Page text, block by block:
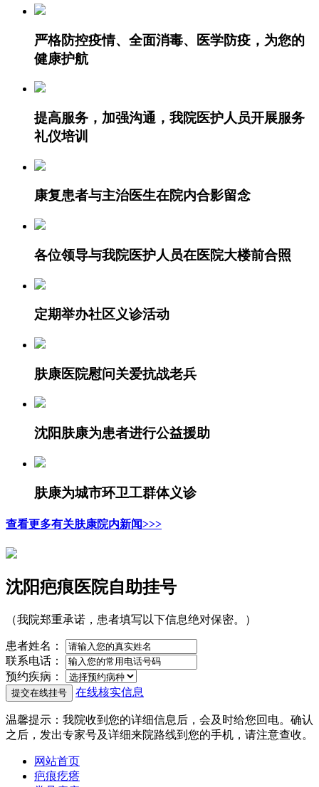
严格防控疫情、全面消毒、医学防疫，为您的
健康护航
提高服务，加强沟通，我院医护人员开展服务
礼仪培训
康复患者与主治医生在院内合影留念
各位领导与我院医护人员在医院大楼前合照
定期举办社区义诊活动
肤康医院慰问关爱抗战老兵
沈阳肤康为患者进行公益援助
肤康为城市环卫工群体义诊
查看更多有关肤康院内新闻>>>
沈阳疤痕医院自助挂号
（我院郑重承诺，患者填写以下信息绝对保密。）
患者姓名：
联系电话：
预约疾病：
在线核实信息
温馨提示 ：我院收到您的详细信息后，会及时给您回电。确认
之后，发出专家号及详细来院路线到您的手机，请注意查收。
网站首页
疤痕疙瘩